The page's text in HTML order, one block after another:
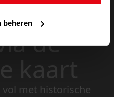
beheren
de
de
kaart
met historische